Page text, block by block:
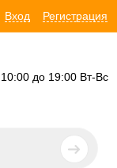
Вход Регистрация
до 19:00 Вт-Вс